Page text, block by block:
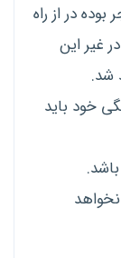
در از راه
غیر این
شد.
خود باید